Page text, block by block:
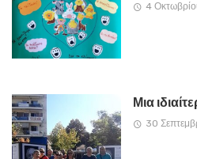
4
Μια
30